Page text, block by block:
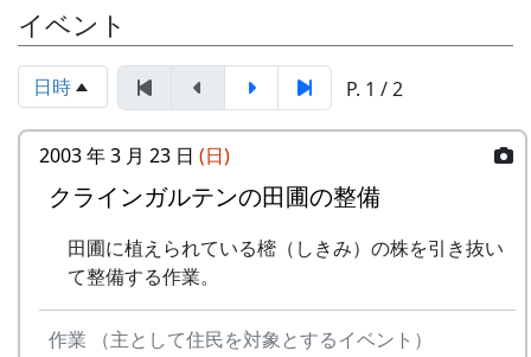
なお、滞在型市民農園「クラインガルテン岩座
神」の現地案内コーナーを設け、体験宿泊の受付
も行います。
主催 : 岩座神地域協議会
問い合せ : 会長 XXXX 999-9999-9999
住民と大学生が企画した楽い田舎体験、豊かな自
然棚の風景を体験してみませんか。
参加申込書：PDF
問い合せ・申込み：多可町地域振興課（担
当：XX）
TEL XXXX-XX-XXXX
FAX XXXX-XX-XXXX
Email:mailaddress
プログラム
イベント
日時 P. 1 / 2
2003 年 3 月 23 日 (日)
クラインガルテンの田圃の整備
田圃に植えられている樒（しきみ）の株を引き抜い
て整備する作業。
作業 （主として住民を対象とするイベント）